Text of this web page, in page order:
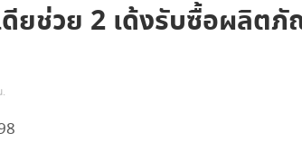
ยช่วย 2 เด้งรับซื้อผลิต